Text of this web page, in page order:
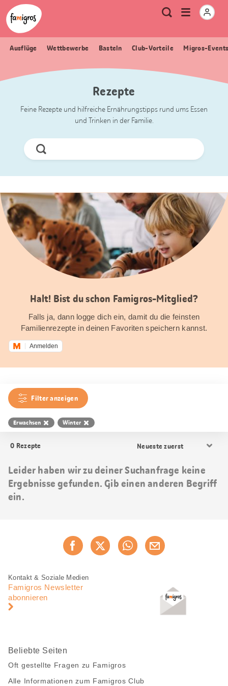
Sprungmarken
Navigation
Header
Logo
Meta
Navigation
Suche
Menu
öffnen
Ausflüge Wettbewerbe Basteln Club-Vorteile Migros-
Rezepte
Feine Rezepte und hilfreiche Ernährungstipps rund ums Essen
und Trinken in der Familie.
Jetzt
Suchen
Halt! Bist du schon Famigros-Mitglied?
Falls ja, dann logge dich ein, damit du die feinsten
Familienrezepte in deinen Favoriten speichern kannst.
Anmelden
Filter anzeigen
Erwachsen Winter
0 Rezepte
Sortierung
Leider haben wir zu deiner Suchanfrage keine
Ergebnisse gefunden. Gib einen anderen Begriff
ein.
Jetzt weiterempfehlen
Fusszeile
Fusszeile
Navigation
Kontakt & Soziale Medien
Famigros Newsletter
abonnieren
Beliebte Seiten
Oft gestellte Fragen zu Famigros
Alle Informationen zum Famigros Club